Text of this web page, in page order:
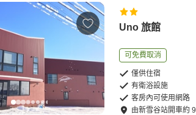
Uno 旅館
可免費取消
僅供住宿
有衛浴設施
客房內可使用網路
由新雪谷站開車約9